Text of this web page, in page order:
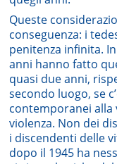
Queste
conseguenza: i
penitenza infinita.
anni hanno fatto
quasi due anni,
secondo luogo, se
contemporanei alla
violenza. Non dei
i discendenti delle
dopo il 1945 ha